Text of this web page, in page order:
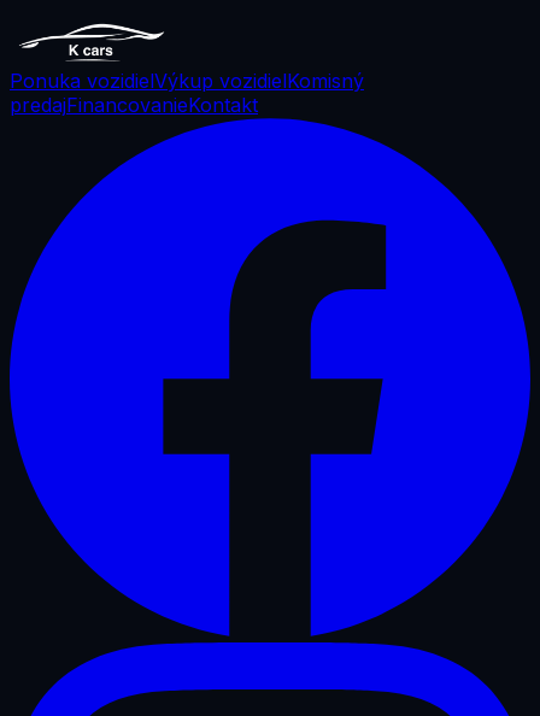
Ponuka vozidielVýkup vozidielKomisný
predajFinancovanieKontakt